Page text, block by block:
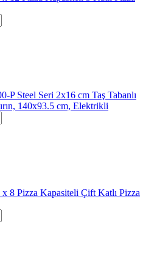
P Steel Seri 2x16 cm Taş Tabanlı
140x93.5 cm, Elektrikli
8 Pizza Kapasiteli Çift Katlı Pizza